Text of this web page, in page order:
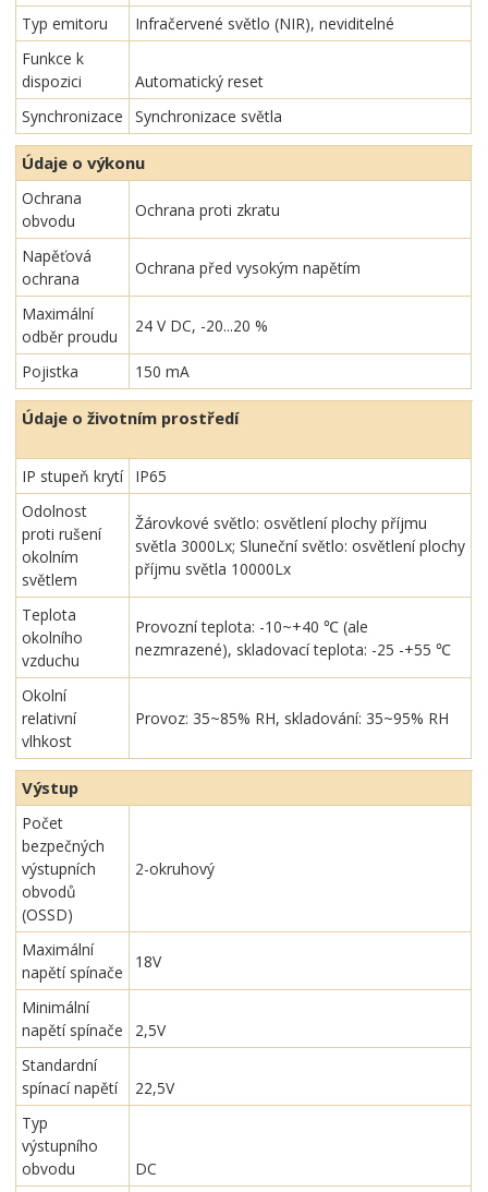
Typ emitoru
Infračervené světlo (NIR), neviditelné
Funkce k
dispozici
Automatický reset
Synchronizace
Synchronizace světla
Údaje o výkonu
Ochrana
obvodu
Ochrana proti zkratu
Napěťová
ochrana
Ochrana před vysokým napětím
Maximální
odběr proudu
24 V DC, -20...20 %
Pojistka 150 mA
Údaje o životním prostředí
IP stupeň krytí
IP65
Odolnost
proti rušení
okolním
světlem
Žárovkové světlo: osvětlení plochy příjmu
světla 3000Lx; Sluneční světlo: osvětlení plochy
příjmu světla 10000Lx
Teplota
okolního
vzduchu
Provozní teplota: -10~+40 ℃ (ale
nezmrazené), skladovací teplota: -25 -+55 ℃
Okolní
relativní
vlhkost
Provoz: 35~85% RH, skladování: 35~95% RH
Výstup
Počet
bezpečných
výstupních
obvodů
(OSSD)
2-okruhový
Maximální
napětí spínače
18V
Minimální
napětí spínače
2,5V
Standardní
spínací napětí
22,5V
Typ
výstupního
obvodu
DC